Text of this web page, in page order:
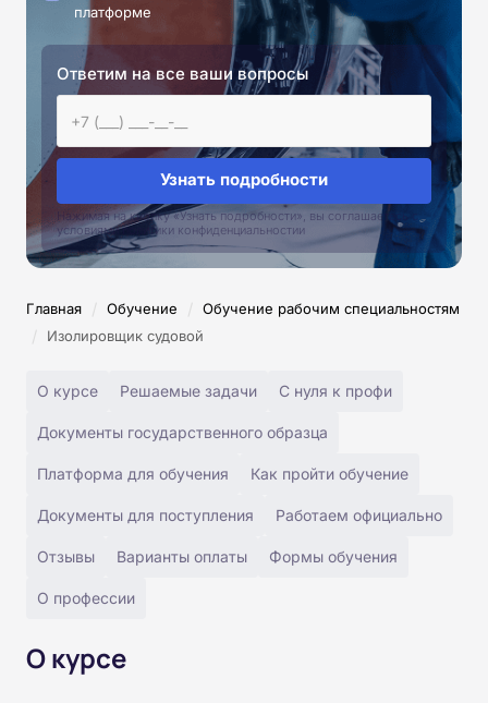
платформе
Ответим на все ваши вопросы
Узнать подробности
Нажимая на кнопку «Узнать подробности», вы соглашаетесь с
условиями политики конфиденциальностии
Главная / Обучение / Обучение рабочим специальностям
/ Изолировщик судовой
О курсе Решаемые задачи С нуля к профи
Документы государственного образца
Платформа для обучения Как пройти обучение
Документы для поступления Работаем официально
Отзывы Варианты оплаты Формы обучения
О профессии
О курсе